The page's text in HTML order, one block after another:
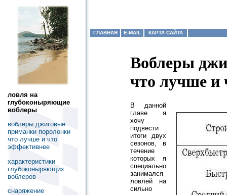
ловля на
глубоконыряющие
воблеры
воблеры джиговые
приманки поролонки
что лучше и что
эффективнее
характеристики
глубоконыряющих
воблеров
снаряжение
ГЛАВНАЯ E-MAIL КАРТА САЙТА
Воблеры
что лучше и
В данной
главе я
хочу
подвести
итоги двух
сезонов, в
течение
которых я
специально
занимался
ловлей на
сильно